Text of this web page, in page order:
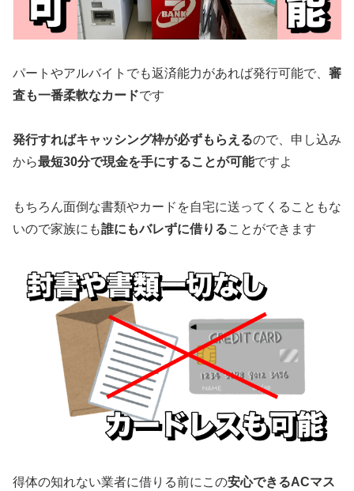
パートやアルバイトでも返済能力があれば発行可能で、 審
査も一番柔軟なカードです
発行すればキャッシング枠が必ずもらえるので、申し込み
から最短30分で現金を手にすることが可能ですよ
もちろん面倒な書類やカードを自宅に送ってくることもな
いので家族にも誰にもバレずに借りることができます
得体の知れない業者に借りる前にこの安心できるACマス